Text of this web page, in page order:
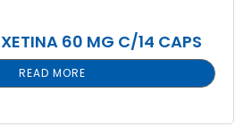
60 MG C/14 CAPS
READ MORE